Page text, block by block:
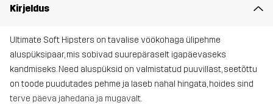
Kirjeldus
Ultimate Soft Hipsters on tavalise vöökohaga ülipehme
aluspüksipaar, mis sobivad suurepäraselt igapäevaseks
kandmiseks. Need aluspüksid on valmistatud puuvillast, seetõttu
on toode puudutades pehme ja laseb nahal hingata, hoides sind
terve päeva jahedana ja mugavalt.